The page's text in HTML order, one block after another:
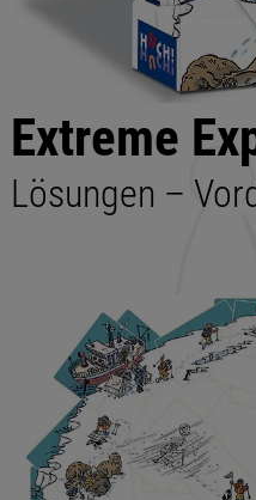
Extreme
Lösungen –